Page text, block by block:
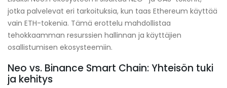
jotka palvelevat eri tarkoituksia, kun taas Ethereum käyttää
vain ETH-tokenia. Tämä erottelu mahdollistaa
tehokkaamman resurssien hallinnan ja käyttäjien
osallistumisen ekosysteemiin.
Neo vs. Binance Smart Chain: Yhteisön tuki
ja kehitys